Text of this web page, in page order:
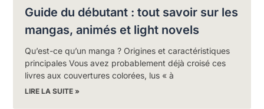
Guide du débutant : tout savoir sur les
mangas, animés et light novels
Qu’est-ce qu’un manga ? Origines et caractéristiques
principales Vous avez probablement déjà croisé ces
livres aux couvertures colorées, lus « à
LIRE LA SUITE »